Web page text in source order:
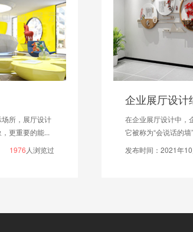
企业展厅设计细节之处——文化墙设计
在企业展厅设计中，企业文化墙的设计占有重要比重，
它被称为“会说话的墙”。一个好的文化墙不但能反映企...
发布时间：2021年10月28日
1384人浏览过